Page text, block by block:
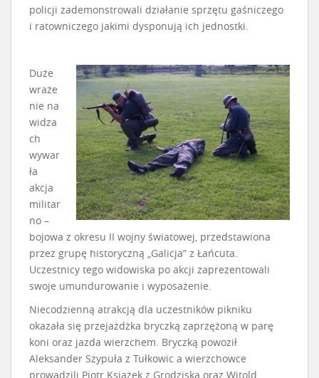
policji zademonstrowali działanie sprzętu gaśniczego
i ratowniczego jakimi dysponują ich jednostki.
Duże
wraże
nie na
widza
ch
wywar
ła
akcja
militar
no –
bojowa z okresu II wojny światowej, przedstawiona
przez grupę historyczną „Galicja” z Łańcuta.
Uczestnicy tego widowiska po akcji zaprezentowali
swoje umundurowanie i wyposażenie.
Niecodzienną atrakcją dla uczestników pikniku
okazała się przejażdżka bryczką zaprzężoną w parę
koni oraz jazda wierzchem. Bryczką powoził
Aleksander Szypuła z Tułkowic a wierzchowce
prowadzili Piotr Książek z Grodziska oraz Witold